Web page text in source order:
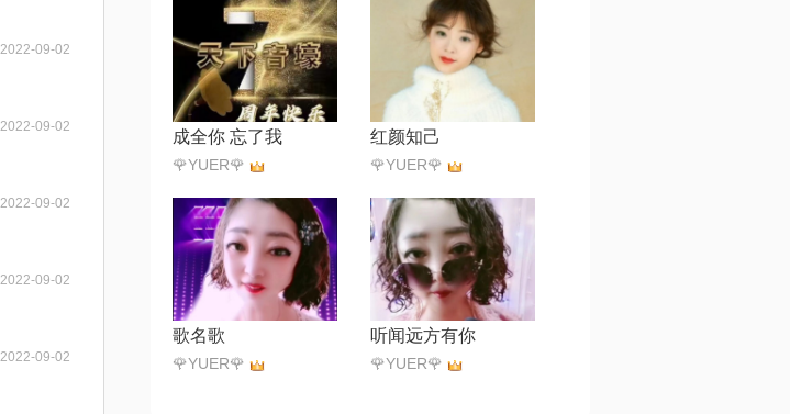
2022-09-02
2022-09-02
2022-09-02
2022-09-02
2022-09-02
成全你 忘了我
🌹YUER🌹
红颜知己
🌹YUER🌹
歌名歌
🌹YUER🌹
听闻远方有你
🌹YUER🌹